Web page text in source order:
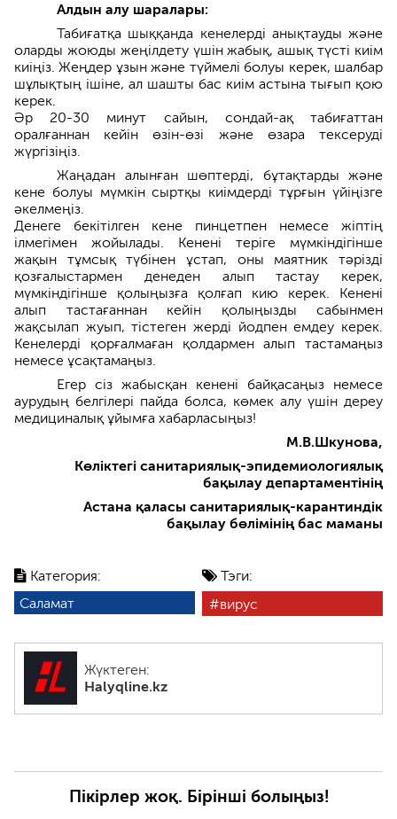
Категория:
Саламат
Тэги:
вирус
Жүктеген:
Halyqline.kz
Алдын алу шаралары:
Табиғатқа шыққанда кенелерді анықтауды және
оларды жоюды жеңілдету үшін жабық, ашық түсті киім
киіңіз. Жеңдер ұзын және түймелі болуы керек, шалбар
шұлықтың ішіне, ал шашты бас киім астына тығып қою
керек.
Әр 20-30 минут сайын, сондай-ақ табиғаттан
оралғаннан кейін өзін-өзі және өзара тексеруді
жүргізіңіз.
Жаңадан алынған шөптерді, бұтақтарды және
кене болуы мүмкін сыртқы киімдерді тұрғын үйіңізге
әкелмеңіз.
Денеге бекітілген кене пинцетпен немесе жіптің
ілмегімен жойылады. Кенені теріге мүмкіндігінше
жақын тұмсық түбінен ұстап, оны маятник тәрізді
қозғалыстармен денеден алып тастау керек,
мүмкіндігінше қолыңызға қолғап кию керек. Кенені
алып тастағаннан кейін қолыңызды сабынмен
жақсылап жуып, тістеген жерді йодпен емдеу керек.
Кенелерді қорғалмаған қолдармен алып тастамаңыз
немесе ұсақтамаңыз.
Егер сіз жабысқан кенені байқасаңыз немесе
аурудың белгілері пайда болса, көмек алу үшін дереу
медициналық ұйымға хабарласыңыз!
М.В.Шкунова,
Көліктегі санитариялық-эпидемиологиялық
бақылау департаментінің
Астана қаласы санитариялық-карантиндік
бақылау бөлімінің бас маманы
Пікірлер жоқ. Бірінші болыңыз!